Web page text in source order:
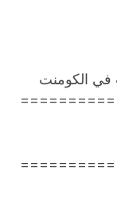
في الكومنت